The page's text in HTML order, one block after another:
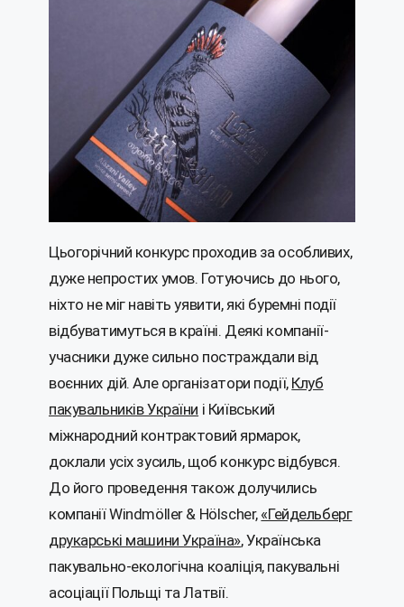
Цьогорічний конкурс проходив за особливих,
дуже непростих умов. Готуючись до нього,
ніхто не міг навіть уявити, які буремні події
відбуватимуться в країні. Деякі компанії-
учасники дуже сильно постраждали від
воєнних дій. Але організатори події, Клуб
пакувальників України і Київський
міжнародний контрактовий ярмарок,
доклали усіх зусиль, щоб конкурс відбувся.
До його проведення також долучились
компанії Windmöller & Hölscher, «Гейдельберг
друкарські машини Україна», Українська
пакувально-екологічна коаліція, пакувальні
асоціації Польщі та Латвії.